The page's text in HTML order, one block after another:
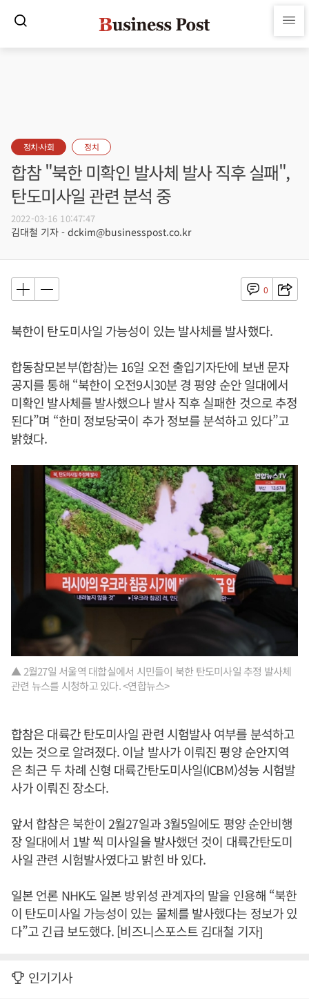
정치·사회 정치
합참 "북한 미확인 발사체 발사 직후 실패",
탄도미사일 관련 분석 중
2022-03-16 10:47:47
김대철 기자 - dckim@businesspost.co.kr
0
북한이 탄도미사일 가능성이 있는 발사체를 발사했다.
합동참모본부(합참)는 16일 오전 출입기자단에 보낸 문자
공지를 통해 “북한이 오전9시30분 경 평양 순안 일대에서
미확인 발사체를 발사했으나 발사 직후 실패한 것으로 추정
된다”며 “한미 정보당국이 추가 정보를 분석하고 있다”고
밝혔다.
▲ 2월27일 서울역 대합실에서 시민들이 북한 탄도미사일 추정 발사체
관련 뉴스를 시청하고 있다. <연합뉴스>
합참은 대륙간 탄도미사일 관련 시험발사 여부를 분석하고
있는 것으로 알려졌다. 이날 발사가 이뤄진 평양 순안지역
은 최근 두 차례 신형 대륙간탄도미사일(ICBM)성능 시험발
사가 이뤄진 장소다.
앞서 합참은 북한이 2월27일과 3월5일에도 평양 순안비행
장 일대에서 1발 씩 미사일을 발사했던 것이 대륙간탄도미
사일 관련 시험발사였다고 밝힌 바 있다.
일본 언론 NHK도 일본 방위성 관계자의 말을 인용해 “북한
이 탄도미사일 가능성이 있는 물체를 발사했다는 정보가 있
다”고 긴급 보도했다. [비즈니스포스트 김대철 기자]
인기기사